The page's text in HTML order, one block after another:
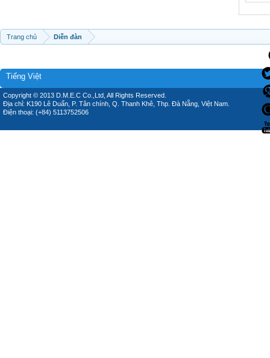
Trang chủ Diễn đàn
Tiếng Việt
Copyright © 2013 D.M.E.C Co.,Ltd, All Rights Reserved.
Địa chỉ: K190 Lê Duẩn, P. Tân chính, Q. Thanh Khê, Thp. Đà Nẵng, Việt Nam.
Điện thoại: (+84) 5113752506